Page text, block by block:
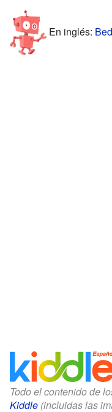
En inglés:
Todo el contenido de
Kiddle (incluidas las